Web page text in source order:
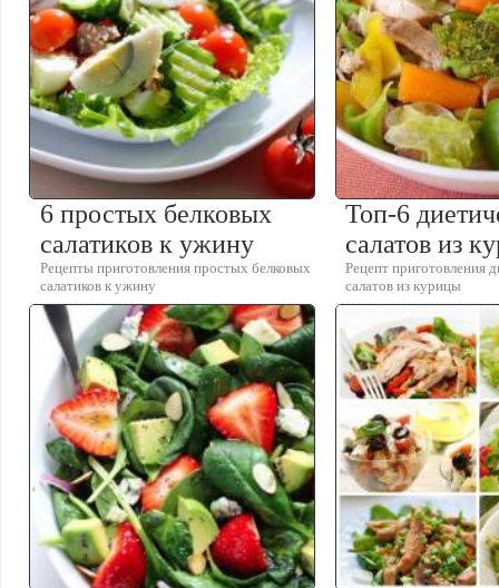
6 простых белковых
салатиков к ужину
Рецепты приготовления простых белковых
салатиков к ужину
Топ-6
салатов из
Рецепт приготовления
салатов из курицы